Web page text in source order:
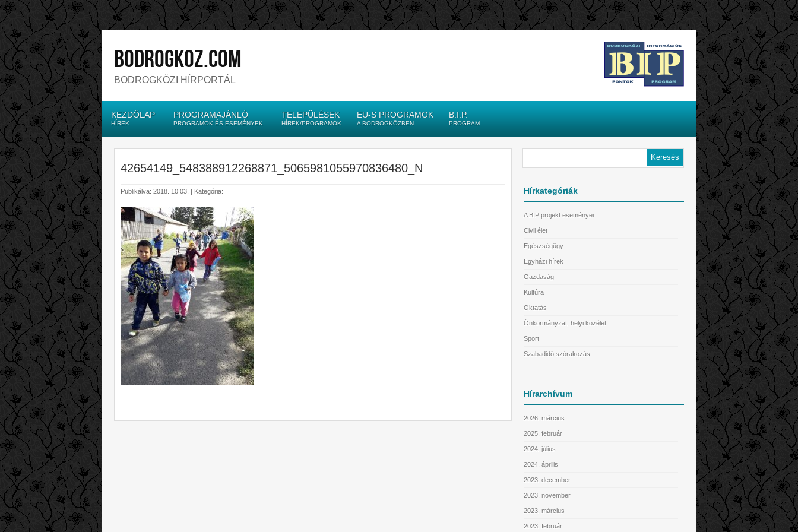
bodrogkoz.com
BODROGKÖZI HÍRPORTÁL
KEZDŐLAP
HÍREK
PROGRAMAJÁNLÓ
PROGRAMOK ÉS ESEMÉNYEK
TELEPÜLÉSEK
HÍREK/PROGRAMOK
EU-S PROGRAMOK
A BODROGKÖZBEN
B.I.P.
PROGRAM
42654149_548388912268871_5065981055970836480_N
Publikálva: 2018. 10 03. | Kategória: Hírkategóriák
A BIP projekt eseményei
Civil élet
Egészségügy
Egyházi hírek
Gazdaság
Kultúra
Oktatás
Önkormányzat, helyi közélet
Sport
Szabadidő szórakozás
Hírarchívum
2026. március
2025. február
2024. július
2024. április
2023. december
2023. november
2023. március
2023. február